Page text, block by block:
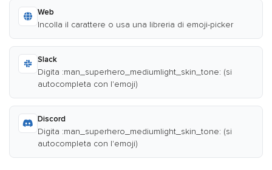
Web
Incolla il carattere o usa una libreria di emoji-picker
Slack
Digita :man_superhero_mediumlight_skin_tone: (si
autocompleta con l'emoji)
Discord
Digita :man_superhero_mediumlight_skin_tone: (si
autocompleta con l'emoji)